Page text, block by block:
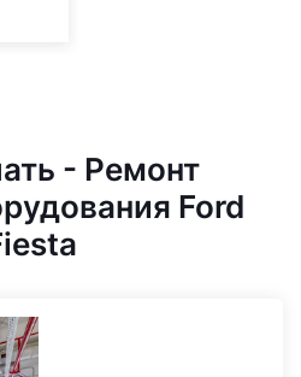
- Ремонт
Ford